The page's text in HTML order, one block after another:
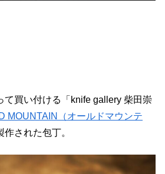
て買い付ける「knife gallery 柴田崇
MOUNTAIN（オールドマウンテ
作された包丁。